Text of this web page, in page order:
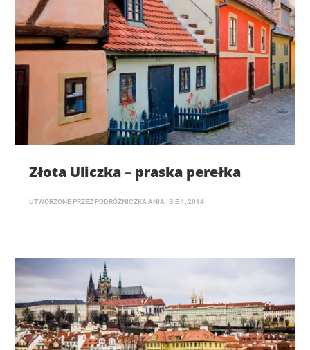
Złota Uliczka – praska perełka
UTWORZONE PRZEZ PODRÓŻNICZKA ANIA |SIE 1, 2014